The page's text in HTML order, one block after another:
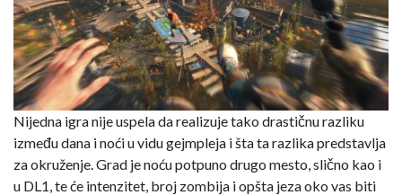
Nijedna igra nije uspela da realizuje tako drastičnu razliku
između dana i noći u vidu gejmpleja i šta ta razlika predstavlja
za okruženje. Grad je noću potpuno drugo mesto, slično kao i
u DL1, te će intenzitet, broj zombija i opšta jeza oko vas biti